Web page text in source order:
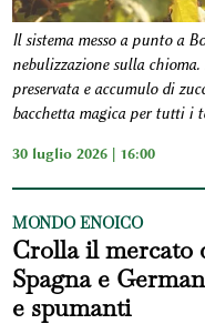
Il sistema messo a punto a
nebulizzazione sulla
preservata e accumulo di
bacchetta magica per tutti i
30 luglio 2026 | 16:00
MONDO ENOICO
Crolla il mercato
Spagna e
e spumanti